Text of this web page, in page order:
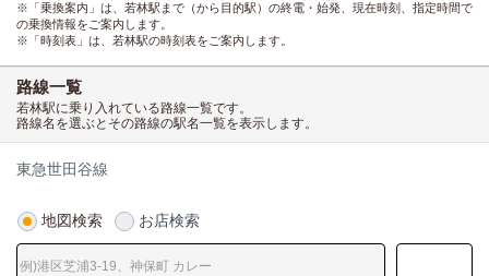
※「乗換案内」は、若林駅まで（から目的駅）の終電・始発、現在時刻、指定時間で
の乗換情報をご案内します。
※「時刻表」は、若林駅の時刻表をご案内します。
路線一覧
若林駅に乗り入れている路線一覧です。
路線名を選ぶとその路線の駅名一覧を表示します。
東急世田谷線
地図検索 お店検索